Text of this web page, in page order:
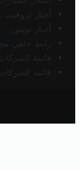
أخبار تروفيت
أخبار تونس
رابط خلفي
قائمة
قائمة